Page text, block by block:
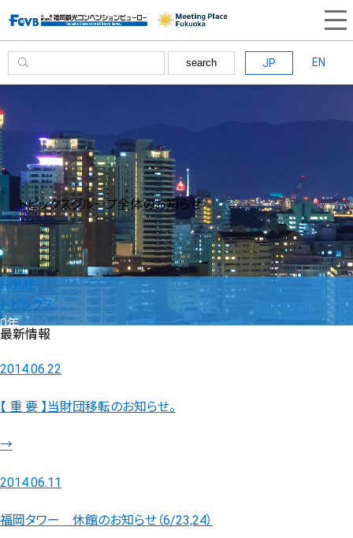
search JP EN
トピックスグループ全体のお知らせ
HOME
トピックス
0年
最新情報
2014.06.22
【 重 要 】当財団移転のお知らせ。
→
2014.06.11
福岡タワー 休館のお知らせ（6/23,24）